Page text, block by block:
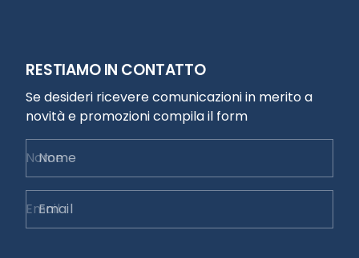
RESTIAMO IN CONTATTO
Se desideri ricevere comunicazioni in merito a
novità e promozioni compila il form
Nome
Email